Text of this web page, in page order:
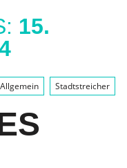
15.
Allgemein Stadtstreicher